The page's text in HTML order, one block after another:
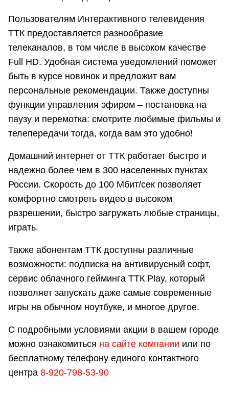
Пользователям Интерактивного телевидения
ТТК предоставляется разнообразие
телеканалов, в том числе в высоком качестве
Full HD. Удобная система уведомлений поможет
быть в курсе новинок и предложит вам
персональные рекомендации. Также доступны
функции управления эфиром – постановка на
паузу и перемотка: смотрите любимые фильмы и
телепередачи тогда, когда вам это удобно!
Домашний интернет от ТТК работает быстро и
надежно более чем в 300 населенных пунктах
России. Скорость до 100 Мбит/сек позволяет
комфортно смотреть видео в высоком
разрешении, быстро загружать любые страницы,
играть.
Также абонентам ТТК доступны различные
возможности: подписка на антивирусный софт,
сервис облачного гейминга ТТК Play, который
позволяет запускать даже самые современные
игры на обычном ноутбуке, и многое другое.
С подробными условиями акции в вашем городе
можно ознакомиться на сайте компании или по
бесплатному телефону единого контактного
центра 8-920-798-53-90